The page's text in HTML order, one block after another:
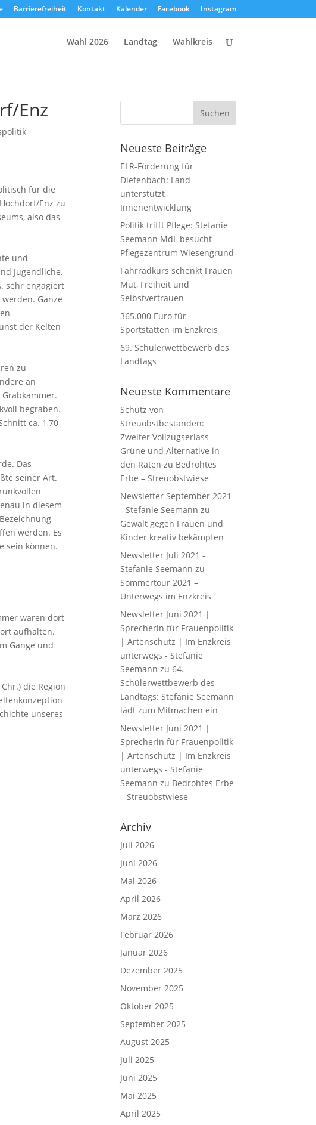
Barrierefreiheit Kontakt Kalender Facebook Instagram
Wahl 2026 Landtag Wahlkreis
Enz
für die
Enz zu
also das
und
Jugendliche.
sehr engagiert
Ganze
der Kelten
zu
an
begraben.
ca. 1,70
Das
seiner Art.
in diesem
werden. Es
sein können.
waren dort
aufhalten.
Gange und
die Region
unseres
Neueste Beiträge
ELR-Förderung für
Diefenbach: Land
unterstützt
Innenentwicklung
Politik trifft Pflege: Stefanie
Seemann MdL besucht
Pflegezentrum Wiesengrund
Fahrradkurs schenkt Frauen
Mut, Freiheit und
Selbstvertrauen
365.000 Euro für
Sportstätten im Enzkreis
69. Schülerwettbewerb des
Landtags
Neueste Kommentare
Schutz von
Streuobstbeständen:
Zweiter Vollzugserlass -
Grüne und Alternative in
den Räten zu Bedrohtes
Erbe – Streuobstwiese
Newsletter September 2021
- Stefanie Seemann zu
Gewalt gegen Frauen und
Kinder kreativ bekämpfen
Newsletter Juli 2021 -
Stefanie Seemann zu
Sommertour 2021 –
Unterwegs im Enzkreis
Newsletter Juni 2021 |
Sprecherin für Frauenpolitik
| Artenschutz | Im Enzkreis
unterwegs - Stefanie
Seemann zu64.
Schülerwettbewerb des
Landtags: Stefanie Seemann
lädt zum Mitmachen ein
Newsletter Juni 2021 |
Sprecherin für Frauenpolitik
| Artenschutz | Im Enzkreis
unterwegs - Stefanie
Seemann zu Bedrohtes Erbe
– Streuobstwiese
Archiv
Juli 2026
Juni 2026
Mai 2026
April 2026
März 2026
Februar 2026
Januar 2026
Dezember 2025
November 2025
Oktober 2025
September 2025
August 2025
Juli 2025
Juni 2025
Mai 2025
April 2025